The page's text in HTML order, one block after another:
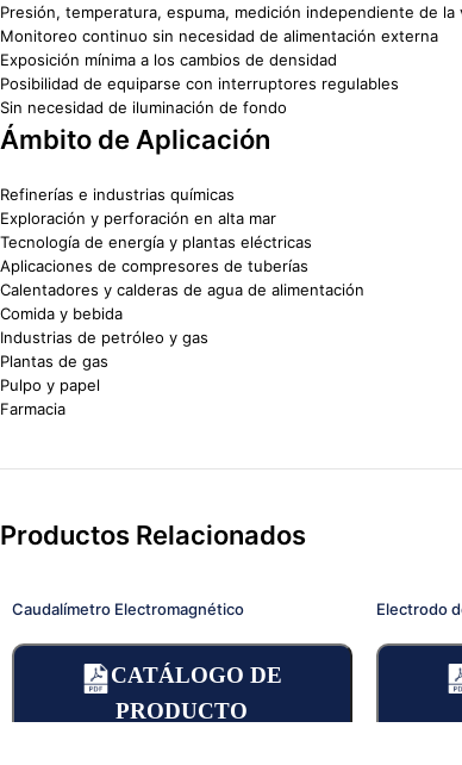
Presión, temperatura, espuma, medición independiente de la
Monitoreo continuo sin necesidad de alimentación externa
Exposición mínima a los cambios de densidad
Posibilidad de equiparse con interruptores regulables
Sin necesidad de iluminación de fondo
Ámbito de Aplicación
Refinerías e industrias químicas
Exploración y perforación en alta mar
Tecnología de energía y plantas eléctricas
Aplicaciones de compresores de tuberías
Calentadores y calderas de agua de alimentación
Comida y bebida
Industrias de petróleo y gas
Plantas de gas
Pulpo y papel
Farmacia
Productos Relacionados
Caudalímetro Electromagnético
CATÁLOGO DE
PRODUCTO
Electrodo